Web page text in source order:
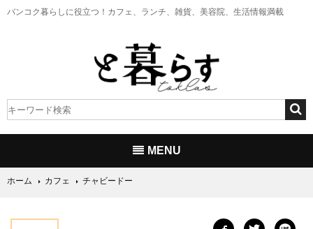
バンコク暮らしに役立つ！ カフェ、ランチ、雑貨、美容院、生活情報満載
MENU
ホーム カフェ チャビードー